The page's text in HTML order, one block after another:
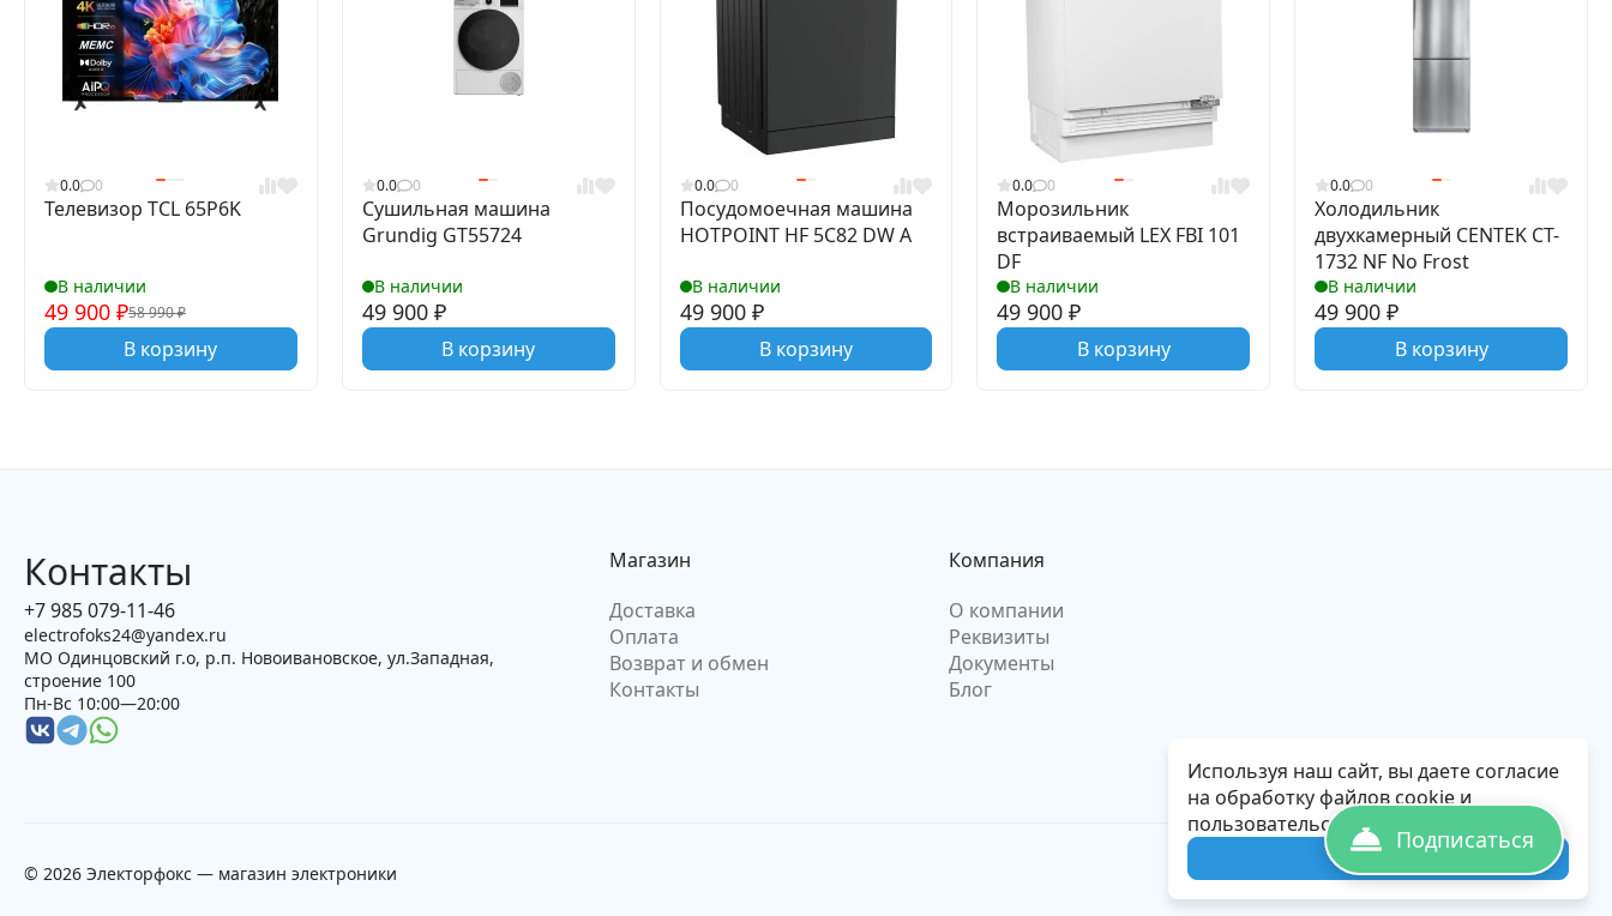
0.0 0
Телевизор TCL 65P6K
В наличии
58 990₽
49 900 ₽
В корзину
0.0 0
Сушильная машина
Grundig GT55724
В наличии
49 900 ₽
В корзину
0.0 0
Посудомоечная машина
HOTPOINT HF 5C82 DW A
В наличии
49 900 ₽
В корзину
0.0 0
Морозильник
встраиваемый LEX FBI 101
DF
В наличии
49 900₽
В корзину
0.0 0
Холодильник
двухкамерный CENTEK CT-
1732 NF No Frost
В наличии
49 900₽
В корзину
Контакты
+7 985 079-11-46
electrofoks24@yandex.ru
МО Одинцовский г.о, р.п. Новоивановское, ул.Западная,
строение 100
Пн-Вс 10:00—20:00
Магазин
Доставка
Оплата
Возврат и обмен
Контакты
Компания
О компании
Реквизиты
Документы
Блог
© 2026 Электорфокс — магазин электроники Политика обработки персональных данных
Используя наш сайт, вы даете согласие
на обработку файлов cookie и
пользовательских данных.
Понятно
Подписаться